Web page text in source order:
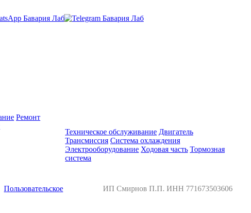
Ремонт
Техническое обслуживание Двигатель
Трансмиссия Система охлаждения
Электрооборудование Ходовая часть Тормозная
система
Пользовательское
ИП Смирнов П.П. ИНН 771673503606